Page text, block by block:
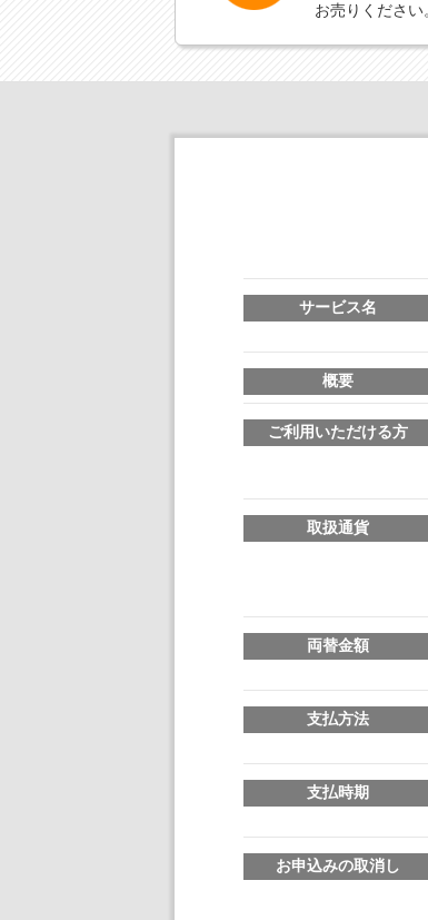
お売りください
サービス名
概要
ご利用いただける方
取扱通貨
両替金額
支払方法
支払時期
お申込みの取消し